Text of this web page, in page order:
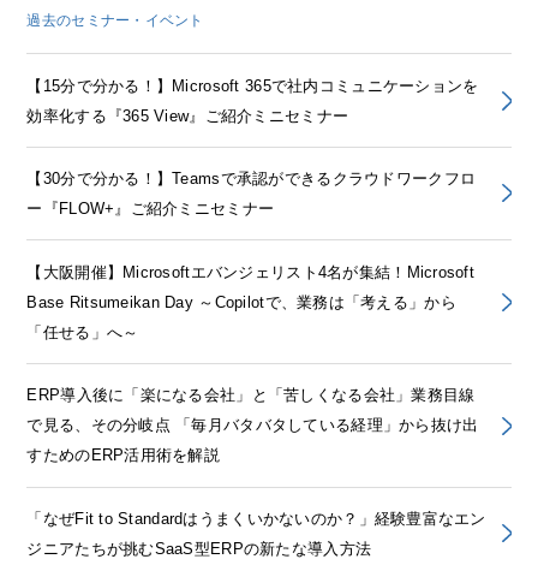
過去のセミナー・イベント
【15分で分かる！】Microsoft 365で社内コミュニケーションを
効率化する『365 View』ご紹介ミニセミナー
【30分で分かる！】Teamsで承認ができるクラウドワークフロ
ー『FLOW+』ご紹介ミニセミナー
【大阪開催】Microsoftエバンジェリスト4名が集結！Microsoft
Base Ritsumeikan Day ～Copilotで、業務は「考える」から
「任せる」へ～
ERP導入後に「楽になる会社」と「苦しくなる会社」業務目線
で見る、その分岐点 「毎月バタバタしている経理」から抜け出
すためのERP活用術を解説
「なぜFit to Standardはうまくいかないのか？」経験豊富なエン
ジニアたちが挑むSaaS型ERPの新たな導入方法